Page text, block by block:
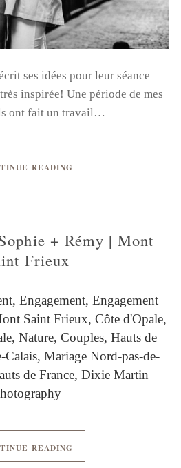
ses idées pour leur séance
inspirée! Une période de mes
ont fait un travail…
READING
+ Rémy | Mont
Frieux
READING